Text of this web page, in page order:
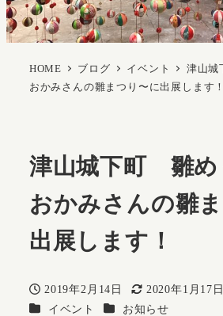
HOME ブログ イベント
津山
おかみさんの雛まつり〜に出展します！
津山城下町 雛
おかみさんの雛
出展します！
投稿日
2019年2月14日
更新日
2020年1月17日
カテゴリー
イベント カテゴリー
お知らせ